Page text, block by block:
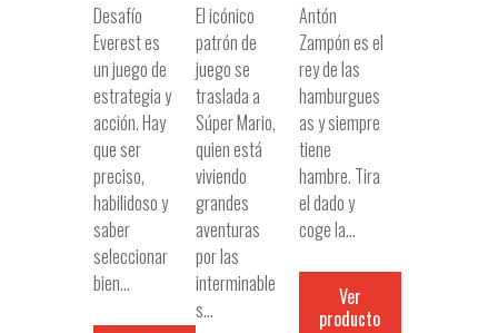
Desafío
Everest es
un juego de
estrategia y
acción. Hay
que ser
preciso,
habilidoso y
saber
seleccionar
bien…
El icónico
patrón de
juego se
traslada a
Súper Mario,
quien está
viviendo
grandes
aventuras
por las
interminable
s…
Antón
Zampón es el
rey de las
hamburgues
as y siempre
tiene
hambre. Tira
el dado y
coge la…
Ver
producto